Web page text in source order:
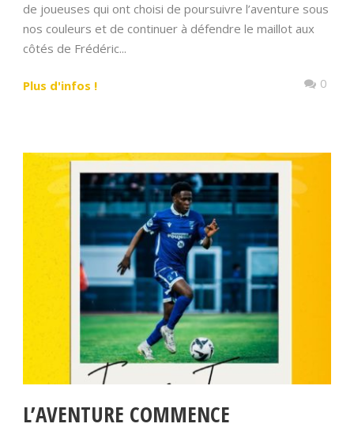
de joueuses qui ont choisi de poursuivre l’aventure sous
nos couleurs et de continuer à défendre le maillot aux
côtés de Frédéric...
Plus d'infos ! 0
L’AVENTURE COMMENCE